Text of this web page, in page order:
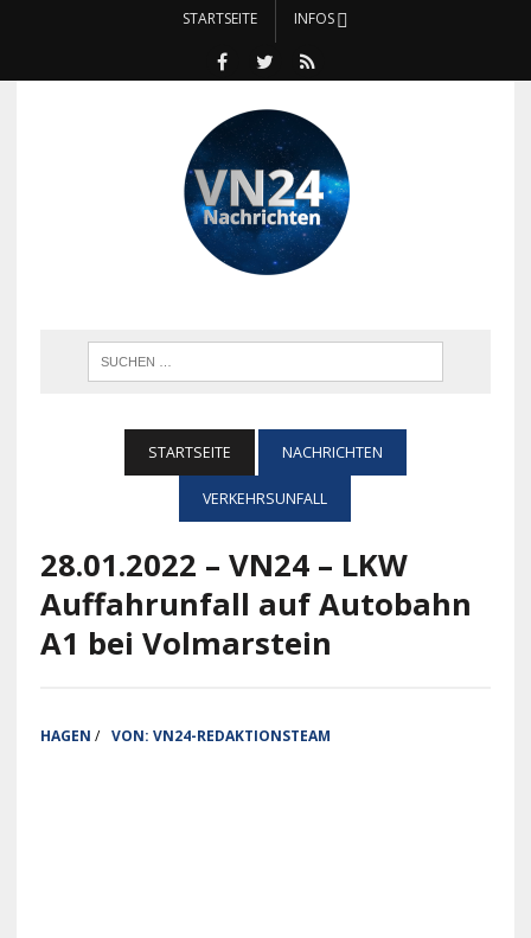
STARTSEITE INFOS
STARTSEITE NACHRICHTEN
VERKEHRSUNFALL
28.01.2022 – VN24 – LKW
Auffahrunfall auf Autobahn
A1 bei Volmarstein
HAGEN / VON: VN24-REDAKTIONSTEAM